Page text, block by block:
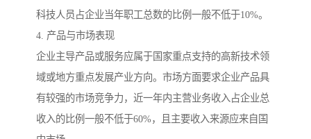
科技人员占企业当年职工总数的比例一般不低于10%。
4. 产品与市场表现
企业主导产品或服务应属于国家重点支持的高新技术领
域或地方重点发展产业方向。市场方面要求企业产品具
有较强的市场竞争力，近一年内主营业务收入占企业总
收入的比例一般不低于60%，且主要收入来源应来自国